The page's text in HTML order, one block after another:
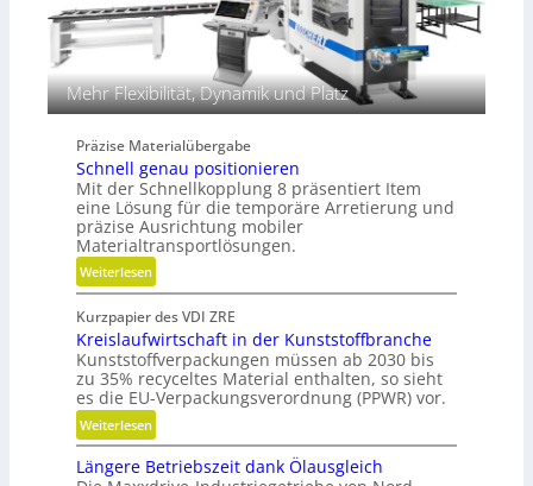
u
k
i
V
e
r
g
l
e
i
c
h
h
n
k
Mehr Flexibilität, Dynamik und Platz
Präzise Materialübergabe
Schnell genau positionieren
Mit der Schnellkopplung 8 präsentiert Item
eine Lösung für die temporäre Arretierung und
präzise Ausrichtung mobiler
Materialtransportlösungen.
Weiterlesen:
S
c
h
n
e
l
l
g
e
Kurzpapier des VDI ZRE
Kreislaufwirtschaft in der Kunststoffbranche
Kunststoffverpackungen müssen ab 2030 bis
zu 35% recyceltes Material enthalten, so sieht
es die EU-Verpackungsverordnung (PPWR) vor.
Weiterlesen:
K
r
Längere Betriebszeit dank Ölausgleich